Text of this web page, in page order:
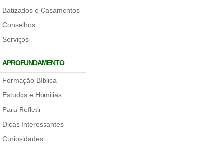
Batizados e Casamentos
Conselhos
Serviços
APROFUNDAMENTO
Formação Bíblica
Estudos e Homilias
Para Refletir
Dicas Interessantes
Curiosidades